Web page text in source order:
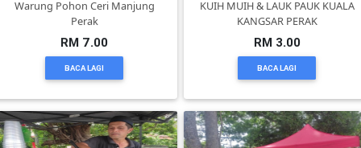
Warung Pohon Ceri Manjung
Perak
RM 7.00
BACA LAGI
KUIH MUIH & LAUK PAUK KUALA
KANGSAR PERAK
RM 3.00
BACA LAGI
SELANGOR(37)
PAHANG(13)
KELANTAN(22)